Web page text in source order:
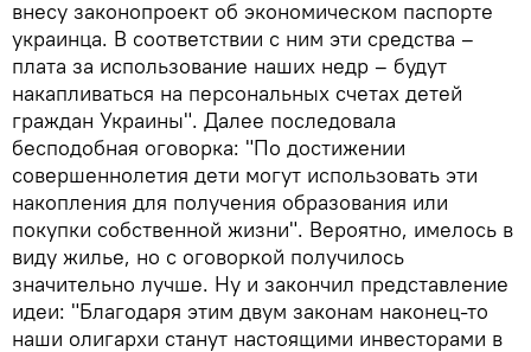
внесу законопроект об экономическом паспорте
украинца. В соответствии с ним эти средства –
плата за использование наших недр – будут
накапливаться на персональных счетах детей
граждан Украины". Далее последовала
бесподобная оговорка: "По достижении
совершеннолетия дети могут использовать эти
накопления для получения образования или
покупки собственной жизни". Вероятно, имелось в
виду жилье, но с оговоркой получилось
значительно лучше. Ну и закончил представление
идеи: "Благодаря этим двум законам наконец-то
наши олигархи станут настоящими инвесторами в